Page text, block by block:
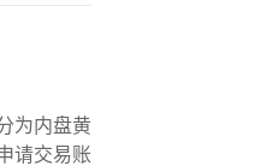
为内盘黄
请交易账